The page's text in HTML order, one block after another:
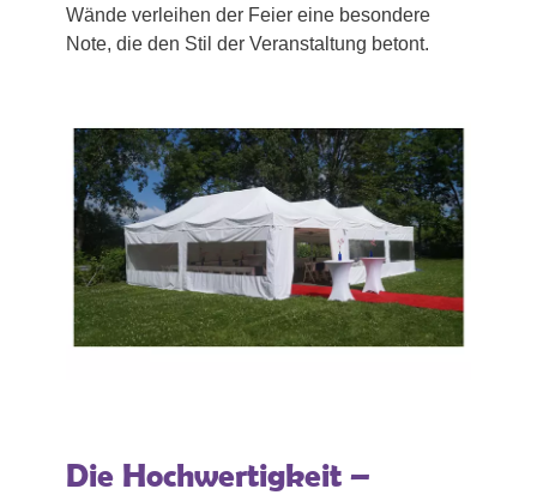
Wände verleihen der Feier eine besondere
Note, die den Stil der Veranstaltung betont.
Die Hochwertigkeit –